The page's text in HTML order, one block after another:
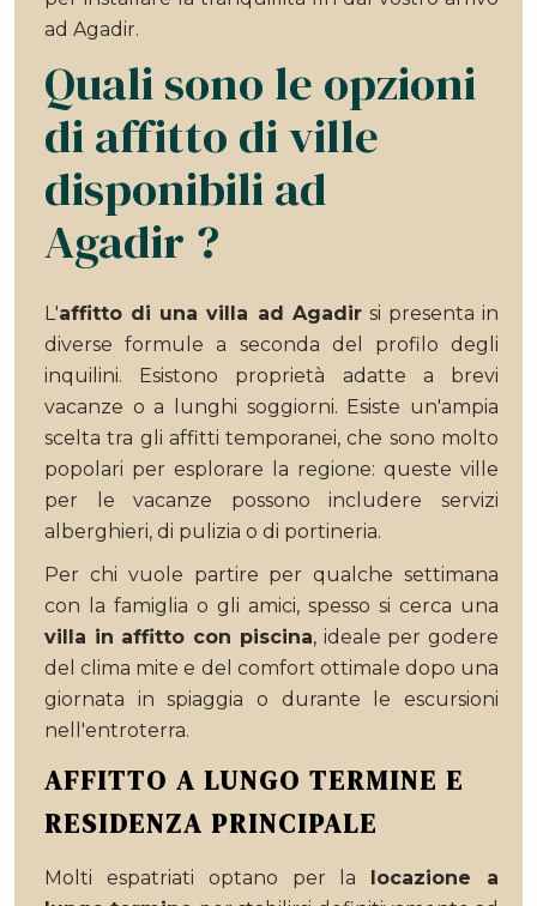
ad Agadir.
Quali sono le opzioni
di affitto di ville
disponibili ad
Agadir ?
L'affitto di una villa ad Agadirsi presenta in
diverse formule a seconda del profilo degli
inquilini. Esistono proprietà adatte a brevi
vacanze o a lunghi soggiorni. Esiste un'ampia
scelta tra gli affitti temporanei, che sono molto
popolari per esplorare la regione: queste ville
per le vacanze possono includere servizi
alberghieri, di pulizia o di portineria.
Per chi vuole partire per qualche settimana
con la famiglia o gli amici, spesso si cerca una
villa in affitto con piscina, ideale per godere
del clima mite e del comfort ottimale dopo una
giornata in spiaggia o durante le escursioni
nell'entroterra.
AFFITTO A LUNGO TERMINE E
RESIDENZA PRINCIPALE
Molti espatriati optano per la locazione a